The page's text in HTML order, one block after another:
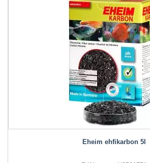
Eheim ehfikarbon 5l